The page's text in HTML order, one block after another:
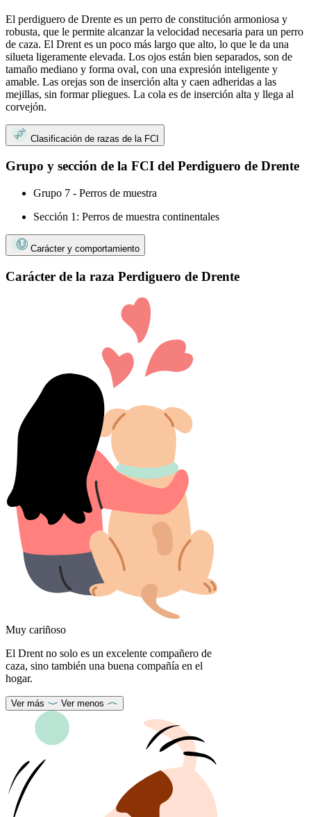
El perdiguero de Drente es un perro de constitución armoniosa y
robusta, que le permite alcanzar la velocidad necesaria para un perro
de caza. El Drent es un poco más largo que alto, lo que le da una
silueta ligeramente elevada. Los ojos están bien separados, son de
tamaño mediano y forma oval, con una expresión inteligente y
amable. Las orejas son de inserción alta y caen adheridas a las
mejillas, sin formar pliegues. La cola es de inserción alta y llega al
corvejón.
Clasificación de razas de la FCI
Grupo y sección de la FCI del Perdiguero de Drente
Grupo 7 - Perros de muestra
Sección 1: Perros de muestra continentales
Carácter y comportamiento
Carácter de la raza Perdiguero de Drente
Muy cariñoso
El Drent no solo es un excelente compañero de
caza, sino también una buena compañía en el
hogar.
Ver más Ver menos